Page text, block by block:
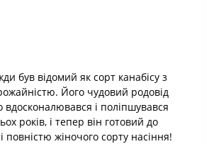
був відомий як сорт канабісу з
Його чудовий родовід
і поліпшувався
років, і тепер він готовий до
повністю жіночого сорту насіння!